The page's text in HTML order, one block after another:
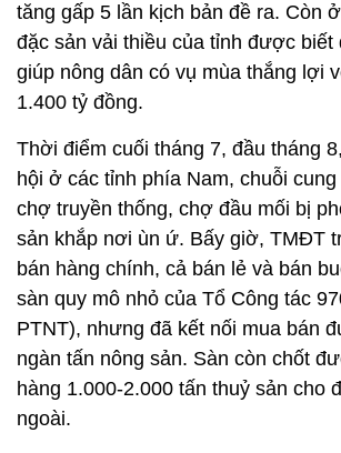
hội ở các tỉnh phía Nam, chuỗi cung
chợ truyền thống, chợ đầu mối bị
sản khắp nơi ùn ứ. Bấy giờ, TMĐT
bán hàng chính, cả bán lẻ và bán
PTNT), nhưng đã kết nối mua bán
ngàn tấn nông sản. Sàn còn chốt
hàng 1.000-2.000 tấn thuỷ sản cho
ngoài.
Với combo nông sản bán lẻ cho
TP.HCM, sàn này cũng tiêu thụ cả
sản/ngày. Có thời điểm, sàn liên tục
lượng truy cập tăng vọt.
Hướng đi mới cho hàng triệu hộ